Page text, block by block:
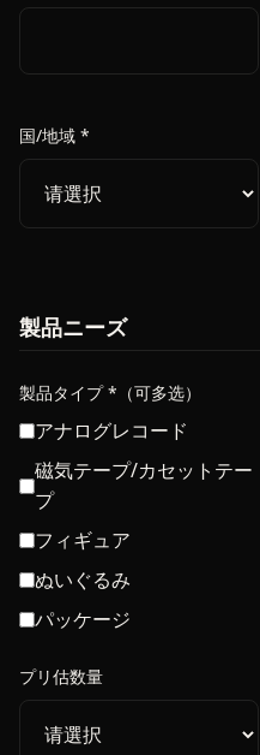
国/地域 *
製品ニーズ
製品タイプ *（可多选）
アナログレコード
磁気テープ/カセットテー
プ
フィギュア
ぬいぐるみ
パッケージ
プリ估数量